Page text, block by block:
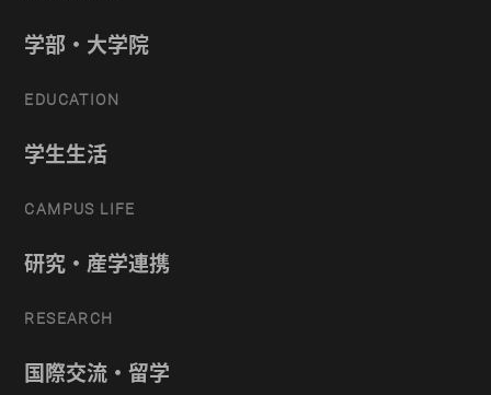
学部・大学院
EDUCATION
学生生活
CAMPUS LIFE
研究・産学連携
RESEARCH
国際交流・留学